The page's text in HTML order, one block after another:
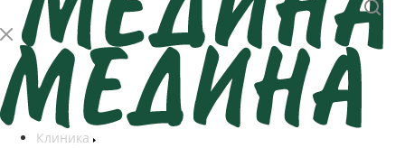
Клиника